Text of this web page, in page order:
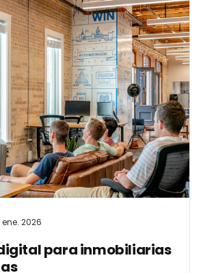
ene. 2026
para inmobiliarias